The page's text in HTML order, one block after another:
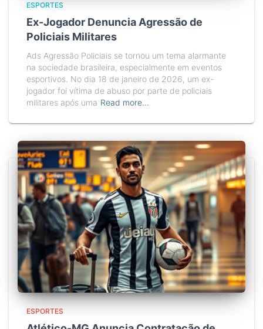
ESPORTES
Ex-Jogador Denuncia Agressão de
Policiais Militares
Ads Agressão Policiais se tornou um tema alarmante
na sociedade brasileira, especialmente em eventos
esportivos. No dia 18 de janeiro de 2026, um ex-
jogador foi vítima de abuso por parte de policiais
militares após uma Read more…
ESPORTES